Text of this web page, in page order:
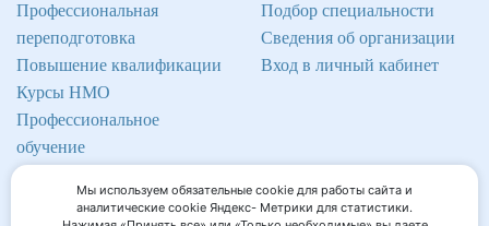
Профессиональная
переподготовка
Повышение квалификации
Курсы НМО
Профессиональное
обучение
Подбор специальности
Сведения об организации
Вход в личный кабинет
Мы используем обязательные cookie для работы сайта и
аналитические cookie Яндекс- Метрики для статистики.